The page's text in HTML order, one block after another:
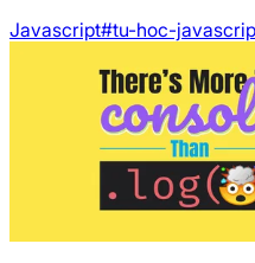
Javascript#tu-hoc-